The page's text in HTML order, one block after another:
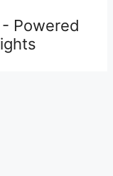
Powered